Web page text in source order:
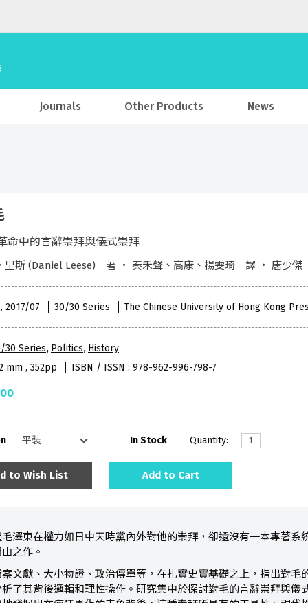
Journals Other Products News
命中的言辭崇拜與儀式崇拜
里斯 (Daniel Leese) 著 ‧ 秦禾聲、高康、楊雯琦 譯 ‧ 唐少
2017/07 30/30 Series The Chinese University of Hong Kong
30 Series, Politics, History
mm , 352pp
ISBN / ISSN : 978-962-996-798-7
In Stock Quantity:
to Wish List Add to Cart
澤東在權力如日中天時黨內外對他的崇拜，卻還沒有一本專著
之作。
文獻、大小物證、政治傳單等，在扎實史實基礎之上，指出對
了其背後邏輯和理性操作。研究集中於探討對毛的言辭崇拜與